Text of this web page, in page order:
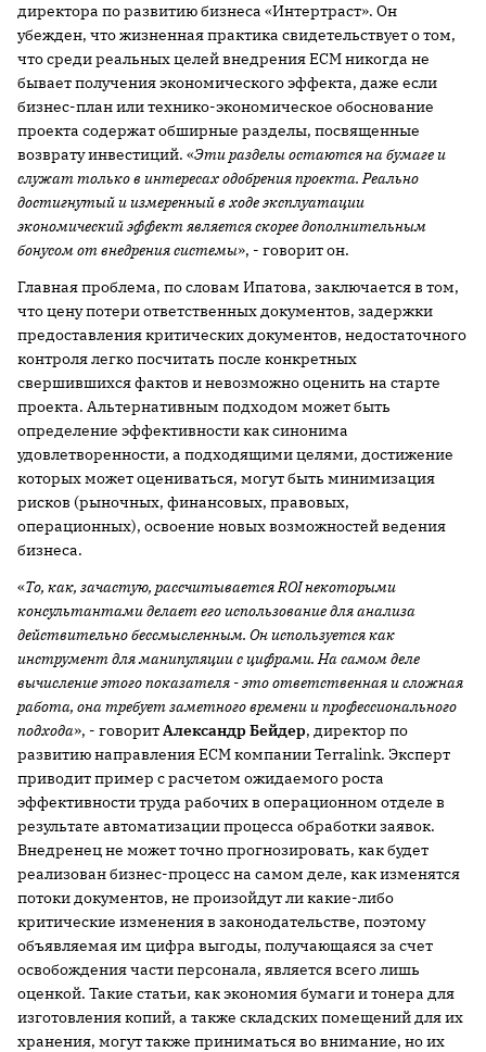
директора по развитию бизнеса «Интертраст». Он
убежден, что жизненная практика свидетельствует о том,
что среди реальных целей внедрения ЕСМ никогда не
бывает получения экономического эффекта, даже если
бизнес-план или технико-экономическое обоснование
проекта содержат обширные разделы, посвященные
возврату инвестиций. «Эти разделы остаются на бумаге и
служат только в интересах одобрения проекта. Реально
достигнутый и измеренный в ходе эксплуатации
экономический эффект является скорее дополнительным
бонусом от внедрения системы», - говорит он.
Главная проблема, по словам Ипатова, заключается в том,
что цену потери ответственных документов, задержки
предоставления критических документов, недостаточного
контроля легко посчитать после конкретных
свершившихся фактов и невозможно оценить на старте
проекта. Альтернативным подходом может быть
определение эффективности как синонима
удовлетворенности, а подходящими целями, достижение
которых может оцениваться, могут быть минимизация
рисков (рыночных, финансовых, правовых,
операционных), освоение новых возможностей ведения
бизнеса.
«То, как, зачастую, рассчитываетсяROI некоторыми
консультантами делает его использование для анализа
действительно бессмысленным. Он используется как
инструмент для манипуляции с цифрами. На самом деле
вычисление этого показателя - это ответственная и сложная
работа, она требует заметного времени и профессионального
подхода», - говоритАлександр Бейдер, директор по
развитию направления ECM компании Terralink. Эксперт
приводит пример с расчетом ожидаемого роста
эффективности труда рабочих в операционном отделе в
результате автоматизации процесса обработки заявок.
Внедренец не может точно прогнозировать, как будет
реализован бизнес-процесс на самом деле, как изменятся
потоки документов, не произойдут ли какие-либо
критические изменения в законодательстве, поэтому
объявляемая им цифра выгоды, получающаяся за счет
освобождения части персонала, является всего лишь
оценкой. Такие статьи, как экономия бумаги и тонера для
изготовления копий, а также складских помещений для их
хранения, могут также приниматься во внимание, но их